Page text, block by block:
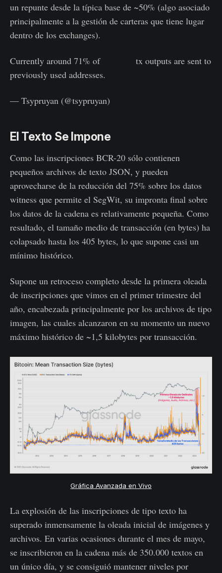
un repunte desde la típica base de ~50% (algo asociado
principalmente a la gestión de carteras que tiene lugar
dentro de los exchanges).
Currently around 71% of
tx outputs are sent to
previously used addresses.
— Tsypruyan (@tsypruyan)
El Texto Se Impone
Como las inscripciones BCR-20 sólo contienen
pequeños archivos de texto JSON, y pueden
aprovecharse de la reducción del 75% sobre los datos
witness que permite el SegWit, su impronta final sobre
los datos de la cadena es relativamente pequeña. Como
resultado, el tamaño medio de transacción (en bytes) ha
colapsado hasta los 405 bytes, lo que supone casi un
mínimo histórico.
Supone un retroceso completo desde la primera oleada
de inscripciones que vimos en el primer trimestre del
año, encabezada principalmente por los archivos de tipo
imagen, las cuales alcanzaron en su momento un nuevo
máximo histórico de ~1,5 kilobytes por transacción.
Gráfica Avanzada en Vivo
La explosión de las inscripciones de tipo texto ha
superado inmensamente la oleada inicial de imágenes y
archivos. En varias ocasiones durante el mes de mayo,
se inscribieron en la cadena más de 350.000 textos en
un único día, y se consiguió mantener niveles por